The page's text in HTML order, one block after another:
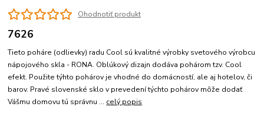
Ohodnotiť produkt
7626
Tieto poháre (odlievky) radu Cool sú kvalitné výrobky svetového výrobcu
nápojového skla - RONA. Oblúkový dizajn dodáva pohárom tzv. Cool
efekt. Použite týhto pohárov je vhodné do domácností, ale aj hotelov, či
barov. Pravé slovenské sklo v prevedení týchto pohárov môže dodať
Vášmu domovu tú správnu ... celý popis